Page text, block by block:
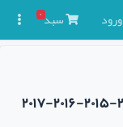
ورود سبد۰